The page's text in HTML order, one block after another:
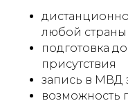
любой страны
подготовка
присутствия
запись в МВД
возможность